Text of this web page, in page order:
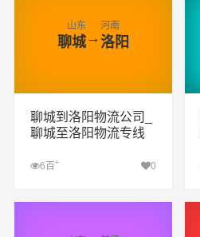
山东
聊城→
河南
洛阳
聊城到洛阳物流公司_
聊城至洛阳物流专线
6百+ 0
查看详细